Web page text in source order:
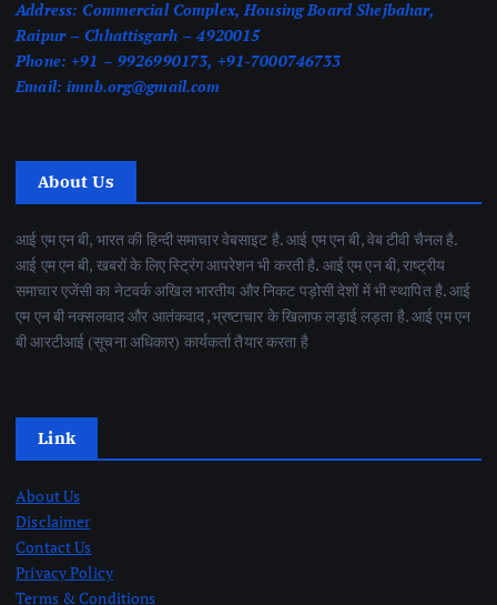
Address: Commercial Complex, Housing Board Shejbahar,
Raipur – Chhattisgarh – 4920015
Phone: +91 – 9926990173, +91-7000746733
Email: imnb.org@gmail.com
About Us
आई एम एन बी, भारत की हिन्दी समाचार वेबसाइट है. आई एम एन बी, वेब टीवी चैनल है.
आई एम एन बी, खबरों के लिए स्ट्रिंग आपरेशन भी करती है. आई एम एन बी, राष्ट्रीय
समाचार एजेंसी का नेटवर्क अखिल भारतीय और निकट पड़ोसी देशों में भी स्थापित है. आई
एम एन बी नक्सलवाद और आतंकवाद ,भ्रष्टाचार के खिलाफ लड़ाई लड़ता है. आई एम एन
बी आरटीआई (सूचना अधिकार) कार्यकर्ता तैयार करता है
Link
About Us
Disclaimer
Contact Us
Privacy Policy
Terms & Conditions